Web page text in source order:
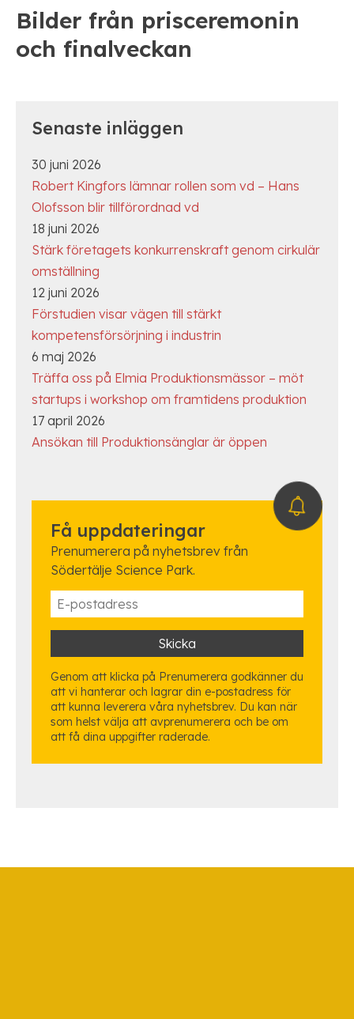
Bilder från prisceremonin
och finalveckan
Senaste inläggen
30 juni 2026
Robert Kingfors lämnar rollen som vd – Hans
Olofsson blir tillförordnad vd
18 juni 2026
Stärk företagets konkurrenskraft genom cirkulär
omställning
12 juni 2026
Förstudien visar vägen till stärkt
kompetensförsörjning i industrin
6 maj 2026
Träffa oss på Elmia Produktionsmässor – möt
startups i workshop om framtidens produktion
17 april 2026
Ansökan till Produktionsänglar är öppen
Få uppdateringar
Prenumerera på nyhetsbrev från
Södertälje Science Park.
Genom att klicka på Prenumerera godkänner du
att vi hanterar och lagrar din e-postadress för
att kunna leverera våra nyhetsbrev. Du kan när
som helst välja att avprenumerera och be om
att få dina uppgifter raderade.